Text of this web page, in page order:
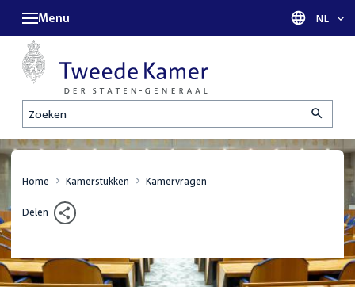
Zoeken
Menu Taal
NL
Home Kamerstukken Kamervragen
Delen